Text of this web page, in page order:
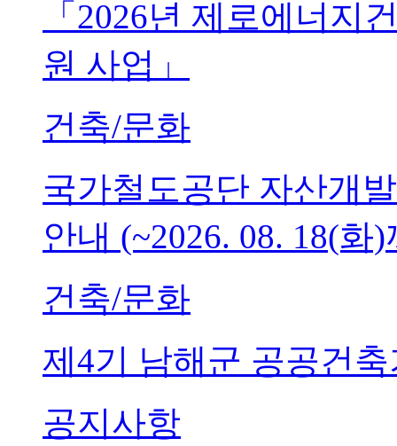
「2026년 제로에너지
원 사업」
건축/문화
국가철도공단 자산개
안내 (~2026. 08. 18(화
건축/문화
제4기 남해군 공공건
공지사항